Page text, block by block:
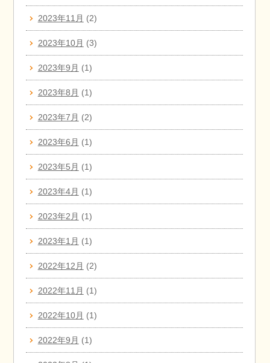
2023年11月 (2)
2023年10月 (3)
2023年9月 (1)
2023年8月 (1)
2023年7月 (2)
2023年6月 (1)
2023年5月 (1)
2023年4月 (1)
2023年2月 (1)
2023年1月 (1)
2022年12月 (2)
2022年11月 (1)
2022年10月 (1)
2022年9月 (1)